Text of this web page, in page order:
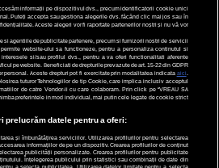
© 2026 Internet Corp SRL
Toate drepturile rezervate
informații pe dispozitivul dvs., precum identificatorii cookie unici
Puteți accepta sau gestiona alegerile dvs. făcând clic mai jos sau în
Aceste alegeri vor fi raportate partenerilor noștri și nu vă vor
si agentiile de publicitate partenere, precum si furnizorii nostri de servicii
website-ului sa functioneze, pentru a personaliza continutul si
si/sau profilul dvs., pentru a va oferi functionalitati aferente
pe website. Beneficiati de drepturile prevazute de art. 15-22 din GDPR
personal. Aceste drepturi pot fi exercitate prin modalitatea indicata aici
tuturor Tehnologiilor de tip Cookie, care implica inclusiv acceptul
de catre Vendor-ii cu care colaboram. Prin click pe “VREAU SA
preferintele in mod individual, mai putin cele legate de cookie strict
prelucrăm datele pentru a oferi:
și îmbunătățirea serviciilor. Utilizarea profilurilor pentru selectarea
informațiilor de pe un dispozitiv. Crearea profilurilor de conținut
publicității personalizate. Crearea profilurilor pentru publicitate
Înțelegerea publicului prin statistici sau combinații de date din